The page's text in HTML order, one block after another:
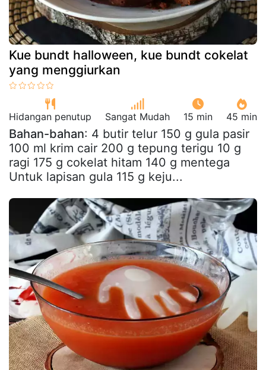
Kue bundt halloween, kue bundt cokelat
yang menggiurkan
Hidangan penutup Sangat Mudah 15 min 45 min
Bahan-bahan: 4 butir telur 150 g gula pasir
100 ml krim cair 200 g tepung terigu 10 g
ragi 175 g cokelat hitam 140 g mentega
Untuk lapisan gula 115 g keju...